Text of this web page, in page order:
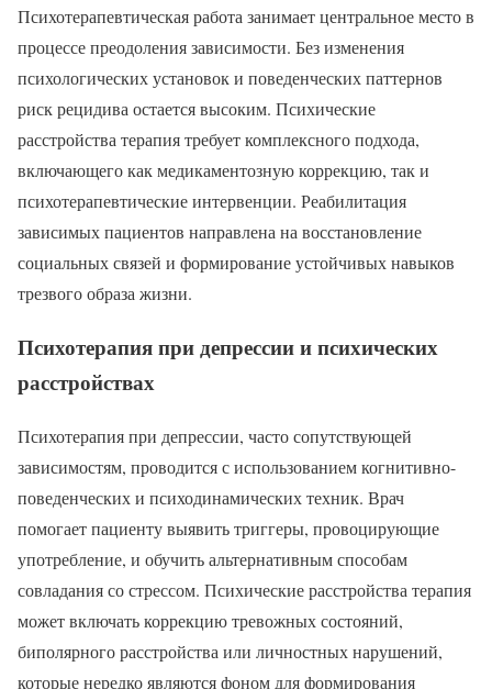
Психотерапевтическая работа занимает центральное место в
процессе преодоления зависимости. Без изменения
психологических установок и поведенческих паттернов
риск рецидива остается высоким. Психические
расстройства терапия требует комплексного подхода,
включающего как медикаментозную коррекцию, так и
психотерапевтические интервенции. Реабилитация
зависимых пациентов направлена на восстановление
социальных связей и формирование устойчивых навыков
трезвого образа жизни.
Психотерапия при депрессии и психических
расстройствах
Психотерапия при депрессии, часто сопутствующей
зависимостям, проводится с использованием когнитивно-
поведенческих и психодинамических техник. Врач
помогает пациенту выявить триггеры, провоцирующие
употребление, и обучить альтернативным способам
совладания со стрессом. Психические расстройства терапия
может включать коррекцию тревожных состояний,
биполярного расстройства или личностных нарушений,
которые нередко являются фоном для формирования